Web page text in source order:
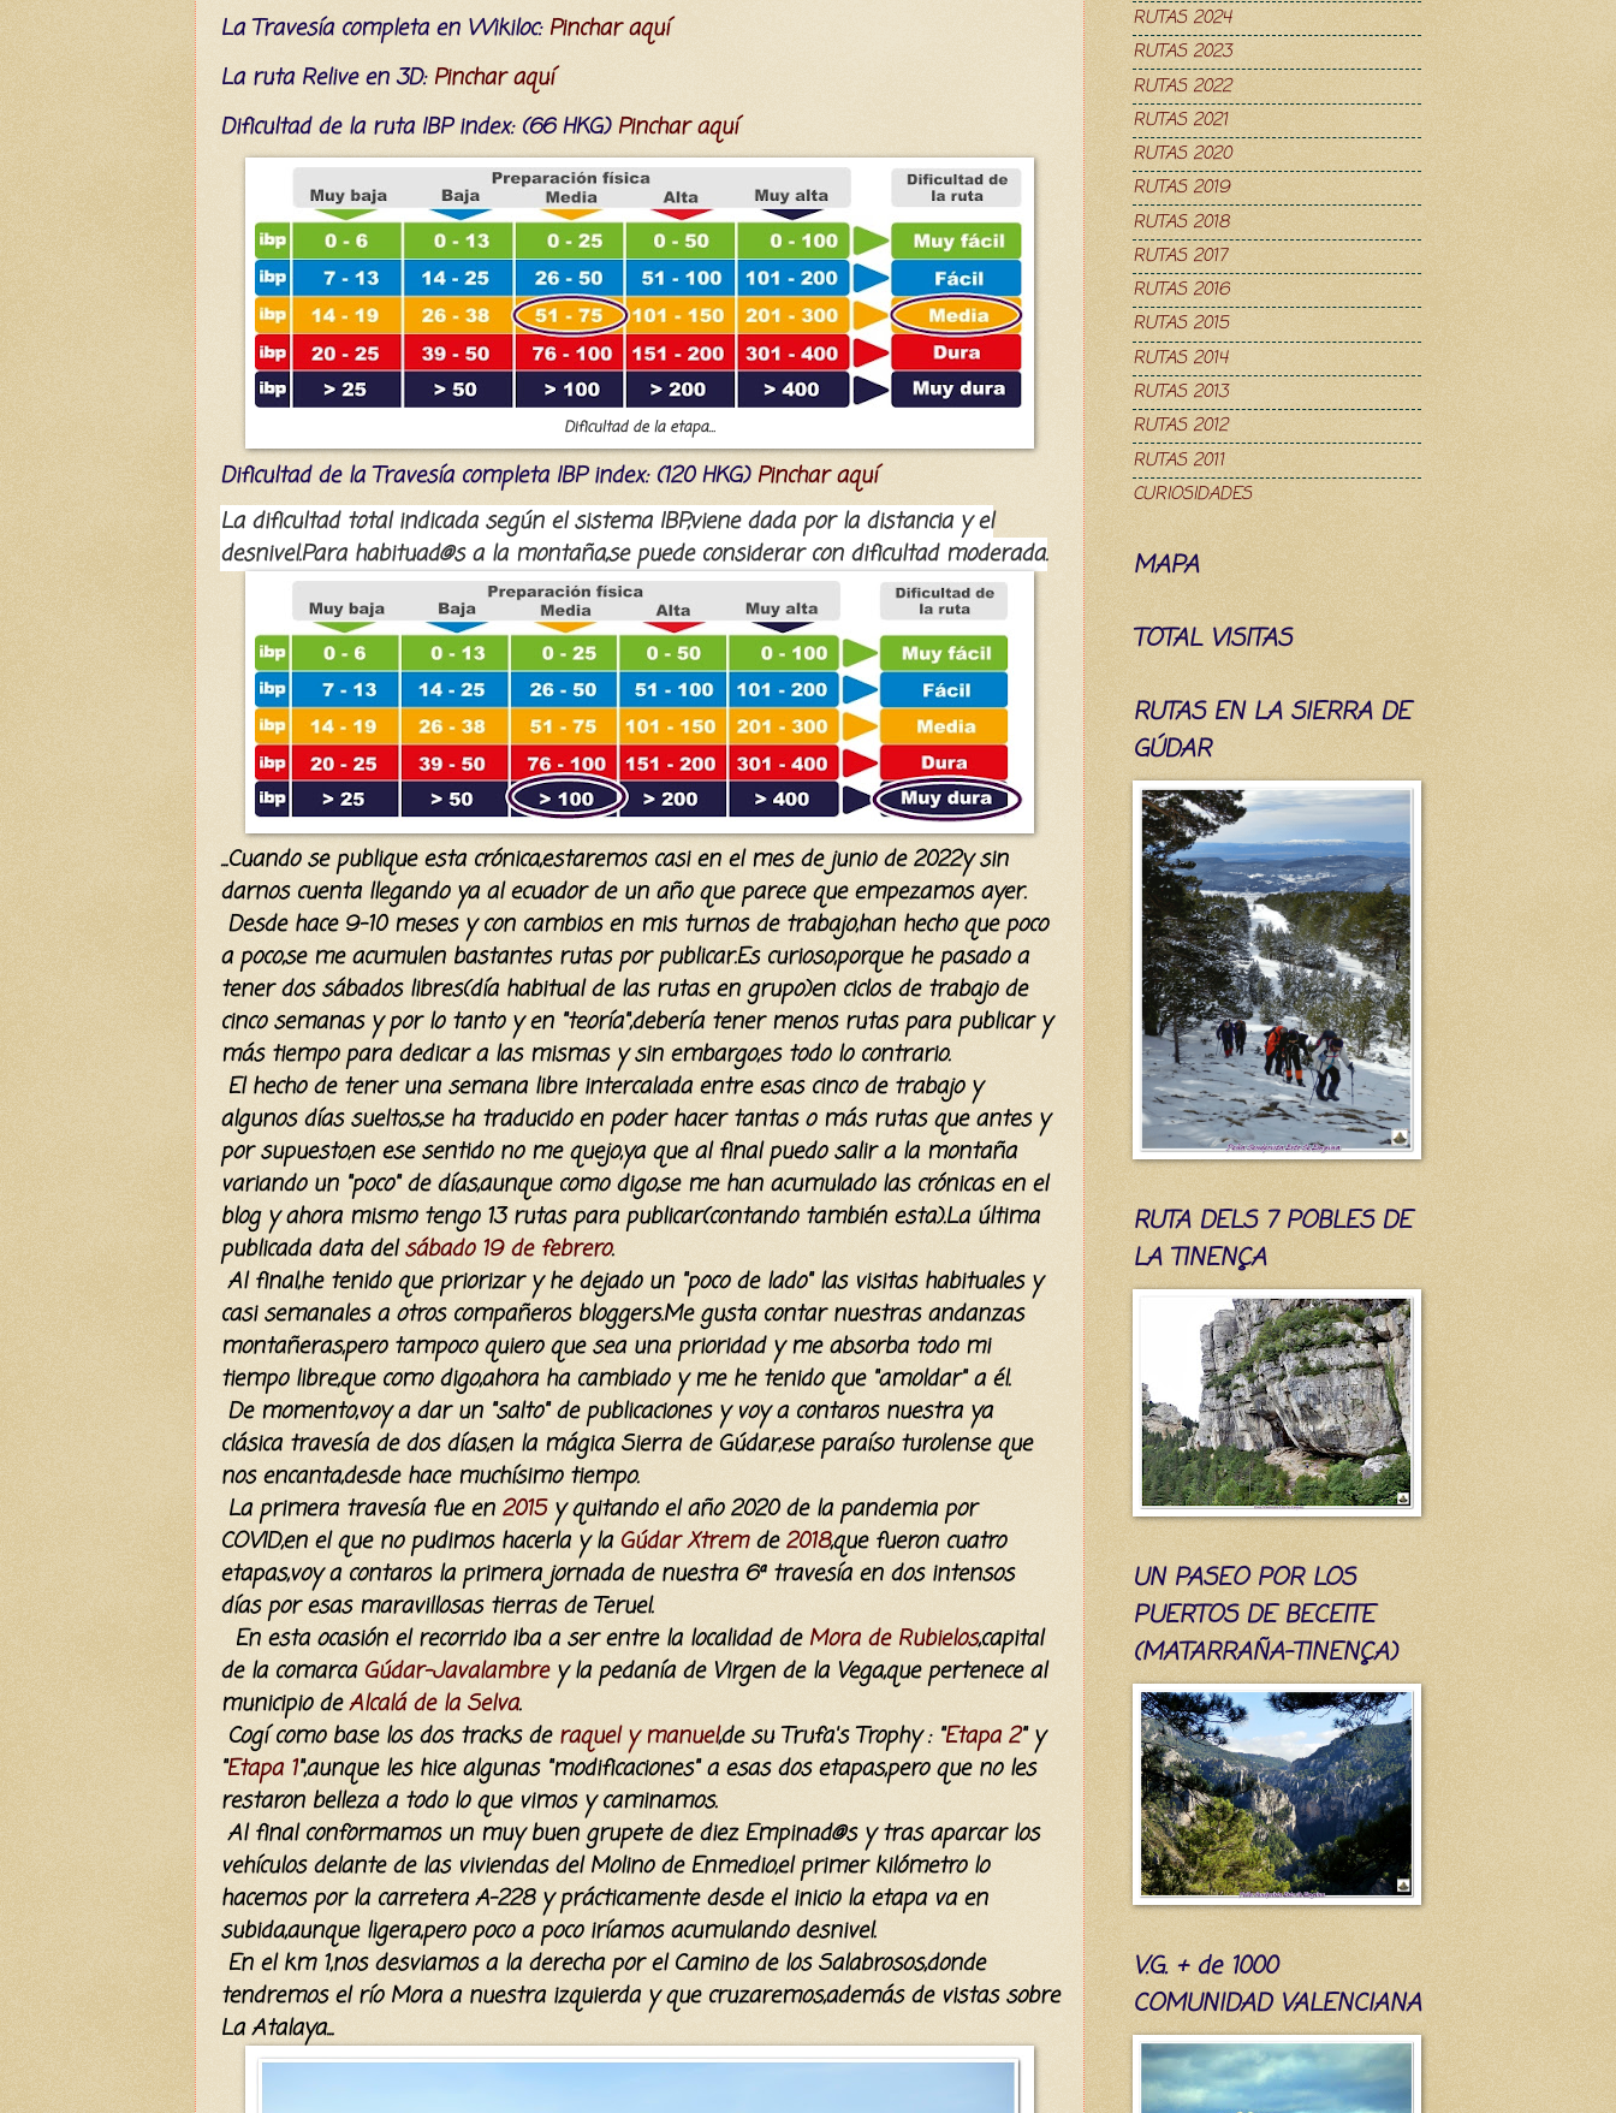
La Travesía completa en Wikiloc: Pinchar aquí
La ruta Relive en 3D: Pinchar aquí
Dificultadde la ruta IBP index: (66 HKG) Pinchar aquí
Dificultad de la etapa...
Dificultadde la Travesía completa IBP index: (120 HKG) Pinchar aquí
La dificultad total indicada según el sistema IBP,viene dada por la distancia y el
desnivel.Para habituad@s a la montaña,se puede considerar con dificultad moderada.
...Cuando se publique esta crónica,estaremos casi en el mes de junio de 2022y sin
darnos cuenta llegando ya al ecuador de un año que parece que empezamos ayer.
Desde hace 9-10 meses y con cambios en mis turnos de trabajo,han hecho que poco
a poco,se me acumulen bastantes rutas por publicar.Es curioso,porque he pasado a
tener dos sábados libres(día habitual de las rutas en grupo)en ciclos de trabajo de
cinco semanas y por lo tanto y en "teoría",debería tener menos rutas para publicar y
más tiempo para dedicar a las mismas y sin embargo,es todo lo contrario.
El hecho de tener una semana libre intercalada entre esas cinco de trabajo y
algunos días sueltos,se ha traducido en poder hacer tantas o más rutas que antes y
por supuesto,en ese sentido no me quejo,ya que al final puedo salir a la montaña
variando un "poco" de días,aunque como digo,se me han acumulado las crónicas en el
blog y ahora mismo tengo 13 rutas para publicar(contando también esta).La última
publicada data delsábado 19 de febrero.
Al final,he tenido que priorizar y he dejado un "poco de lado" las visitas habituales y
casi semanales a otros compañeros bloggers.Me gusta contar nuestras andanzas
montañeras,pero tampoco quiero que sea una prioridad y meabsorba todo mi
tiempo libre,que como digo,ahora ha cambiado y me he tenido que "amoldar" a él.
De momento,voy a dar un "salto" de publicaciones y voy a contaros nuestra ya
clásica travesía de dos días,en la mágica Sierra de Gúdar,ese paraíso turolense que
nos encanta,desde hace muchísimo tiempo.
La primera travesía fue en 2015y quitando el año 2020 de la pandemia por
COVID,en el que no pudimos hacerla y laGúdar Xtremde2018,que fueron cuatro
etapas,voy a contaros la primera jornada de nuestra 6ª travesía en dos intensos
días por esas maravillosas tierras de Teruel.
En esta ocasión el recorrido iba a ser entre la localidad de Mora de Rubielos,capital
de la comarcaGúdar-Javalambrey la pedanía de Virgen de la Vega,que pertenece al
municipio deAlcalá de la Selva.
Cogí como base los dos tracks de raquel y manuel,de su Trufa's Trophy : "Etapa 2" y
"Etapa 1",aunque les hice algunas "modificaciones" a esas dos etapas,pero que no les
restaron belleza a todo lo que vimos y caminamos.
Al final conformamos un muy buen grupete de diez Empinad@s y tras aparcar los
vehículos delante de las viviendas del Molino de Enmedio,el primer kilómetro lo
hacemos por la carretera A-228 y prácticamente desde el inicio la etapa va en
subida,aunque ligera,pero poco a poco iríamos acumulando desnivel.
En el km 1,nos desviamos a la derecha por el Camino de los Salabrosos,donde
tendremos el río Mora a nuestra izquierda y que cruzaremos,además de vistas sobre
La Atalaya...
RUTAS 2024
RUTAS 2023
RUTAS 2022
RUTAS 2021
RUTAS 2020
RUTAS 2019
RUTAS 2018
RUTAS 2017
RUTAS 2016
RUTAS 2015
RUTAS 2014
RUTAS 2013
RUTAS 2012
RUTAS 2011
CURIOSIDADES
MAPA
TOTAL VISITAS
RUTAS EN LA SIERRA DE
GÚDAR
RUTA DELS 7 POBLES DE
LA TINENÇA
UN PASEO POR LOS
PUERTOS DE BECEITE
(MATARRAÑA-TINENÇA)
V.G. + de 1000
COMUNIDAD VALENCIANA